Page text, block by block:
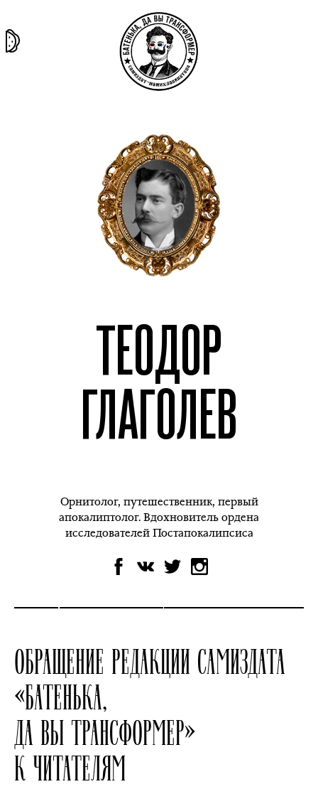
ТЕОДОР
ГЛАГОЛЕВ
Орнитолог, путешественник, первый
апокалиптолог. Вдохновитель ордена
исследователей Постапокалипсиса
ОБРАЩЕНИЕ РЕДАКЦИИ САМИЗДАТА
«БАТЕНЬКА,
ДА ВЫ ТРАНСФОРМЕР»
К ЧИТАТЕЛЯМ